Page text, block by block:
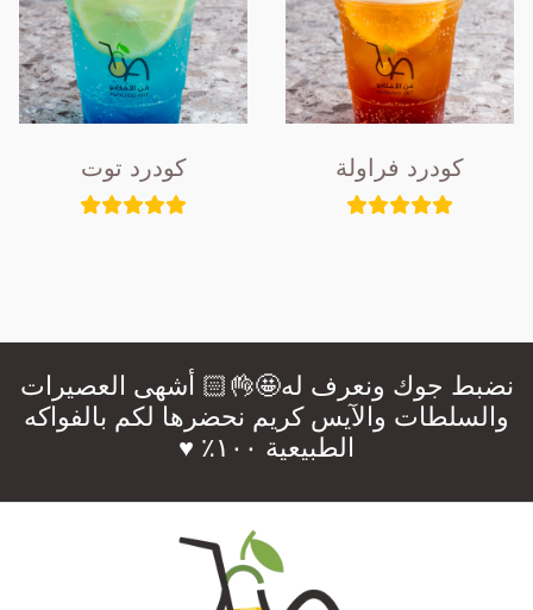
كودرد توت كودرد فراولة
نضبط جوك ونعرف له🤩👌🏻 أشهى العصيرات
والسلطات والآيس كريم نحضرها لكم بالفواكه
الطبيعية ١٠٠٪؜ ♥️